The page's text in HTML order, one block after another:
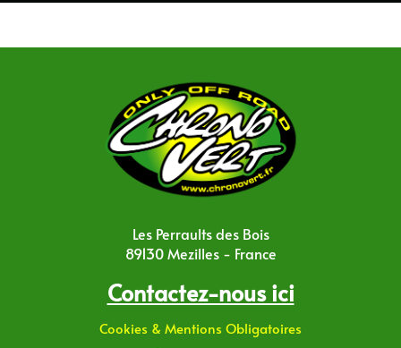
Les Perraults des Bois
89130 Mezilles - France
Contactez-nous ici
Cookies & Mentions Obligatoires